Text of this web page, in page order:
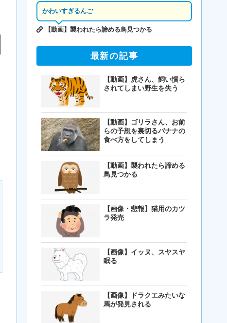
かわいすぎるんご
【動画】襲われたら諦める鳥見つかる
最新の記事
【動画】虎さん、飼い慣ら
されてしまい野生を失う
【動画】ゴリラさん、お前
らの予想を裏切るバナナの
食べ方をしてしまう
【動画】襲われたら諦める
鳥見つかる
【画像・悲報】猫用のカツ
ラ発売
【画像】イッヌ、スヤスヤ
眠る
【画像】ドラクエみたいな
馬が発見される